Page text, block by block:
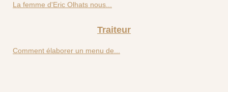
La femme d'Eric Olhats nous...
Traiteur
Comment élaborer un menu de...